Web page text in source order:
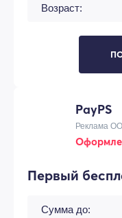
Возраст:
PayPS
Реклама
Первый
Сумма до: